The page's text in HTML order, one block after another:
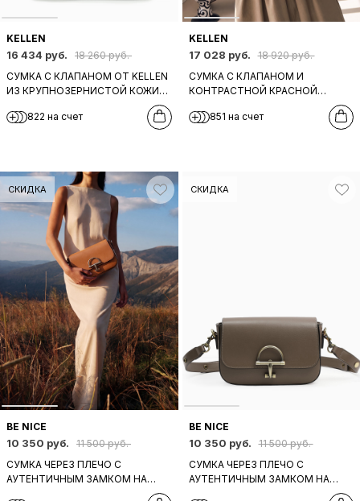
KELLEN
16 434 руб.
18 260 руб.
СУМКА С КЛАПАНОМ ОТ KELLEN
ИЗ КРУПНОЗЕРНИСТОЙ КОЖИ
СТРОЧКОЙ И ШИРОКИМ
822 на счет
KELLEN
17 028 руб.
18 920 руб.
СУМКА С КЛАПАНОМ И
КОНТРАСТНОЙ КРАСНОЙ
КРУПНОЗЕРНИСТОЙ ЧЕРНОЙ
851 на счет
СКИДКА
BE NICE
10 350 руб.
11 500 руб.
СУМКА ЧЕРЕЗ ПЛЕЧО С
АУТЕНТИЧНЫМ ЗАМКОМ НА
КЛАПАНЕ ОТ BE NICE ИЗ РЫЖЕЙ
СКИДКА
BE NICE
10 350 руб.
11 500 руб.
СУМКА ЧЕРЕЗ ПЛЕЧО С
АУТЕНТИЧНЫМ ЗАМКОМ НА